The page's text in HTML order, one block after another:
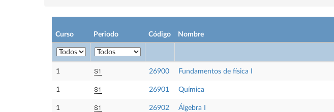
Curso Periodo Código Nombre
1 S1 26900 Fundamentos de física I
1 S1 26901 Química
1 S1 26902 Álgebra I